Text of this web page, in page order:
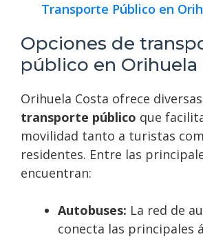
Transporte Público en
Opciones de
público en Orihuela
Orihuela Costa ofrece diversas
transporte público que
movilidad tanto a turistas
residentes. Entre las
encuentran:
Autobuses: La red de
conecta las principales